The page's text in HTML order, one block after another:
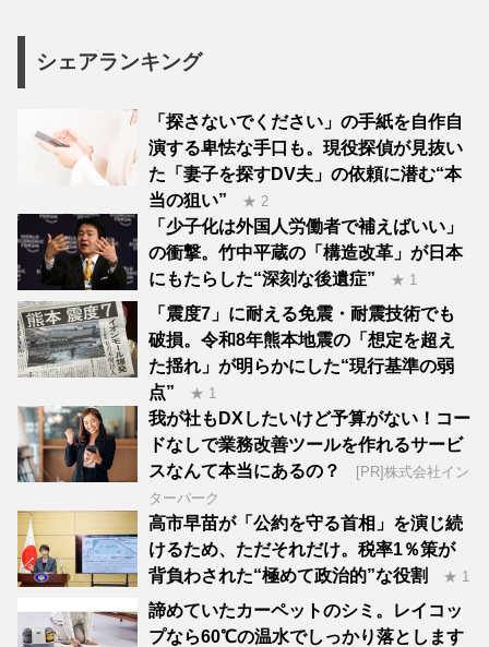
シェアランキング
「探さないでください」の手紙を自作自
演する卑怯な手口も。現役探偵が見抜い
た「妻子を探すDV夫」の依頼に潜む“本
当の狙い”
★ 2
「少子化は外国人労働者で補えばいい」
の衝撃。竹中平蔵の「構造改革」が日本
にもたらした“深刻な後遺症”
★ 1
「震度7」に耐える免震・耐震技術でも
破損。令和8年熊本地震の「想定を超え
た揺れ」が明らかにした“現行基準の弱
点”
★ 1
我が社もDXしたいけど予算がない！コー
ドなしで業務改善ツールを作れるサービ
スなんて本当にあるの？
[PR]株式会社イン
ターパーク
高市早苗が「公約を守る首相」を演じ続
けるため、ただそれだけ。税率1％策が
背負わされた“極めて政治的”な役割
★ 1
諦めていたカーペットのシミ。レイコッ
プなら60℃の温水でしっかり落とします